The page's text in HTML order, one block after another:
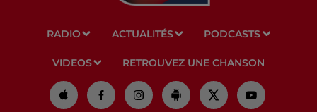
RADIO ACTUALITÉS PODCASTS
VIDEOS RETROUVEZ UNE CHANSON